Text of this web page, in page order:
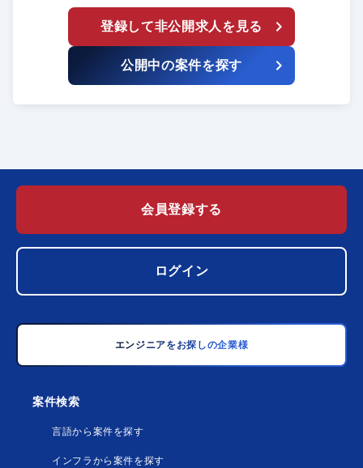
登録して非公開求人を見る
公開中の案件を探す
会員登録する
ログイン
エンジニアをお探しの企業様
案件検索
言語から案件を探す
インフラから案件を探す